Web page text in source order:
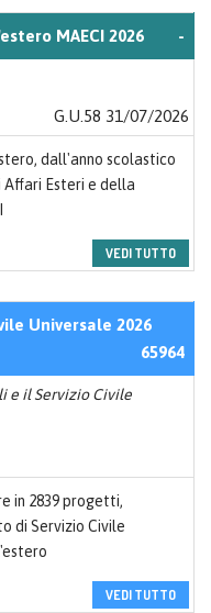
MAECI 2026 -
G.U.58 31/07/2026
dall'anno scolastico
Affari Esteri e della
VEDI TUTTO
Universale 2026
65964
e il Servizio Civile
in 2839 progetti,
di Servizio Civile
VEDI TUTTO